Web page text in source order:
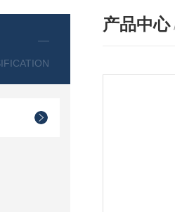
产品中心